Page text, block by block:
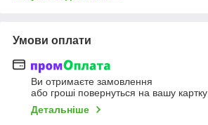
Умови оплати
Ви отримаєте замовлення
або гроші повернуться на вашу картку
Детальніше